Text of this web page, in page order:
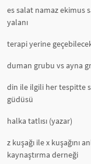
es salat namaz ekimus
yalanı
terapi yerine
duman grubu vs ayna
din ile ilgili her tespitte
güdüsü
halka tatlısı (yazar)
z kuşağı ile x kuşağını
kaynaştırma derneği